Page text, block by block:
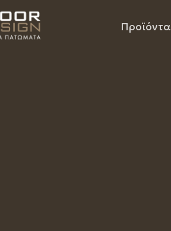
Προϊόντα